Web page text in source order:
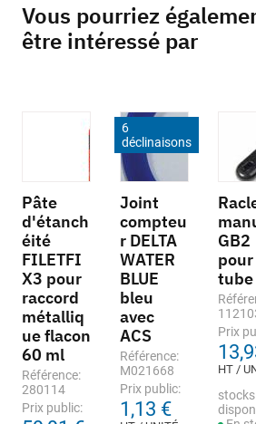
Vous pourriez
être intéressé par
Pâte
d'étanch
éité
FILETFI
X3 pour
raccord
métalliq
ue flacon
60 ml
Référence:
280114
Prix public:
6
déclinaisons
Joint
compteu
r DELTA
WATER
BLUE
bleu
avec
ACS
Référence:
M021668
Prix public:
1,13 €
GB2
pour
tube
Prix
HT /